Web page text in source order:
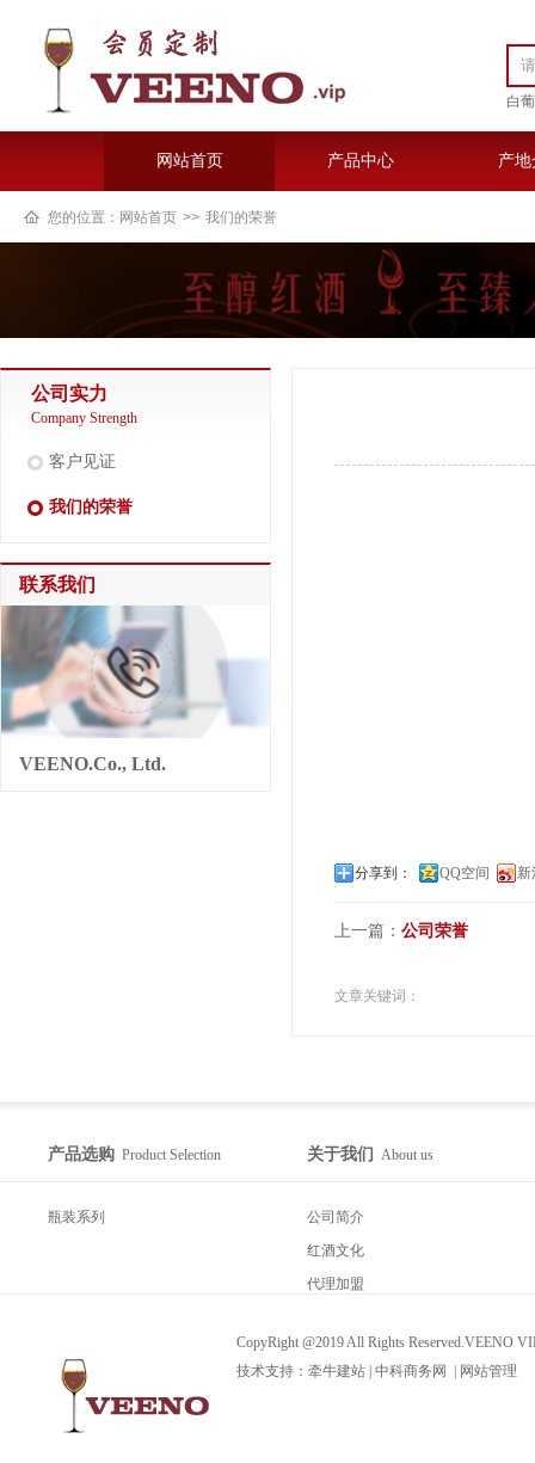
白
网站首页 产品中心 产地
您的位置： 网站首页 >> 我们的荣誉
公司实力
Company Strength
客户见证
我们的荣誉
联系我们
VEENO.Co., Ltd.
分享到： QQ空间 新
上一篇： 公司荣誉
文章关键词：
产品选购 Product Selection
瓶装系列
关于我们 About us
公司简介
红酒文化
代理加盟
CopyRight @2019 All Rights Reserved.VEENO
技术支持： 牵牛建站 | 中科商务网 | 网站管理